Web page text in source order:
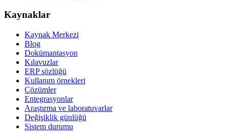
Kaynaklar
Kaynak Merkezi
Blog
Dokümantasyon
Kılavuzlar
ERP sözlüğü
Kullanım örnekleri
Çözümler
Entegrasyonlar
Araştırma ve laboratuvarlar
Değişiklik günlüğü
Sistem durumu